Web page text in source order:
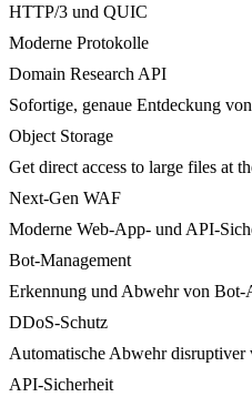
HTTP/3 und QUIC
Moderne Protokolle
Domain Research API
Sofortige, genaue Entdeckung
Object Storage
Get direct access to large files at
Next-Gen WAF
Moderne Web-App- und API-
Bot-Management
Erkennung und Abwehr von Bot-
DDoS-Schutz
Automatische Abwehr
API-Sicherheit